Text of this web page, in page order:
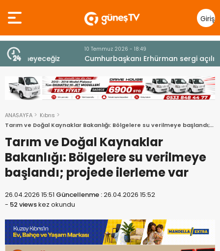
Giriş
Yap
10 Temmuz 2026 - 18:49
Cumhurbaşkanı Erhürman sergi açılışında
fenalaşarak hastaneye kaldırıldı
ANASAYFA
Kıbrıs
Tarım ve Doğal Kaynaklar Bakanlığı: Bölgelere su verilmeye başlandı;
Tarım ve Doğal Kaynaklar
Bakanlığı: Bölgelere su verilmeye
başlandı; projede ilerleme var
26.04.2026 15:51 Güncellenme :26.04.2026 15:52
- 52 viewskez okundu